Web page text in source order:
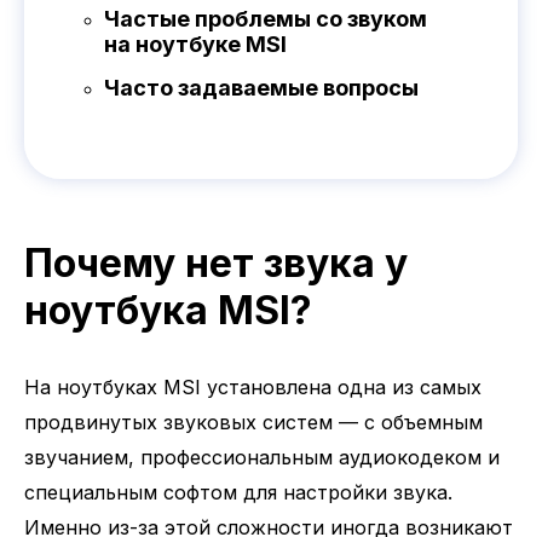
Частые проблемы со звуком
на ноутбуке MSI
Часто задаваемые вопросы
Почему нет звука у
ноутбука MSI?
На ноутбуках MSI установлена одна из самых
продвинутых звуковых систем — с объемным
звучанием, профессиональным аудиокодеком и
специальным софтом для настройки звука.
Именно из-за этой сложности иногда возникают